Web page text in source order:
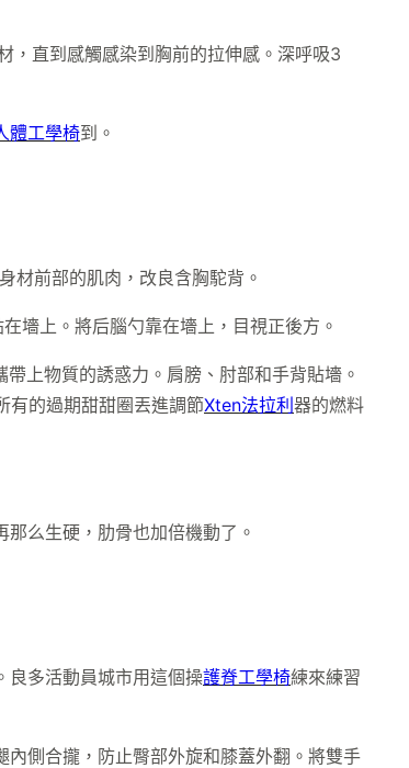
，直到感觸感染到胸前的拉伸感。深呼吸3
體工學椅到。
材前部的肌肉，改良含胸駝背。
墻上。將后腦勺靠在墻上，目視正後方。
上物質的誘惑力。肩膀、肘部和手背貼墻。
有的過期甜甜圈丟進調節Xten法拉利 器的燃料
么生硬，肋骨也加倍機動了。
良多活動員城市用這個操護脊工學椅練來練習
側合攏，防止臀部外旋和膝蓋外翻。將雙手